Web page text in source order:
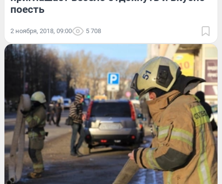
поесть
2 ноября, 2018, 09:00 5 708